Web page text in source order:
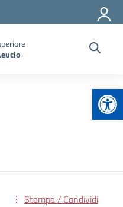
Stampa / Condividi